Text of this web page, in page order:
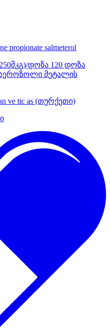
propionate salmeterol
დოზა 120 დოზა
მეტალის
ve tic as (თურქეთი)